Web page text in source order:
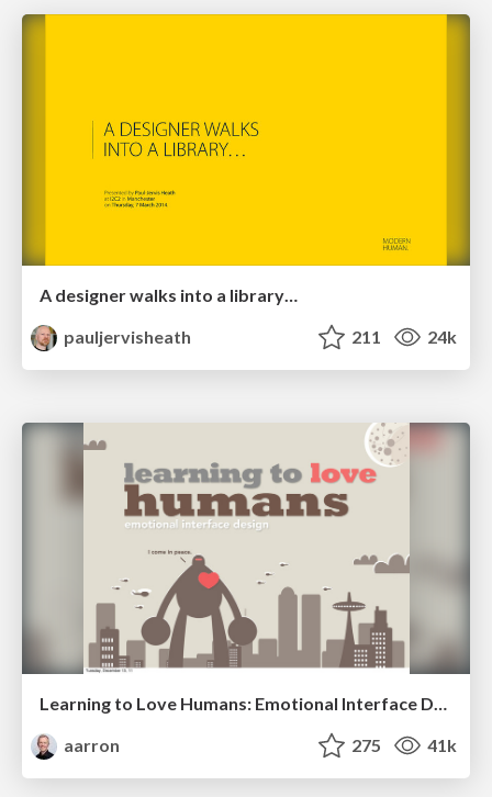
A designer walks into a library…
pauljervisheath
211 24k
Learning to Love Humans: Emotional Interface Design
aarron
275 41k